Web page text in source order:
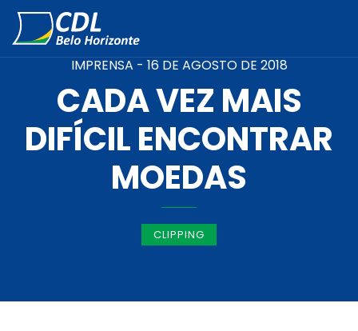
IMPRENSA - 16 DE AGOSTO DE 2018
CADA VEZ MAIS
DIFÍCIL ENCONTRAR
MOEDAS
CLIPPING